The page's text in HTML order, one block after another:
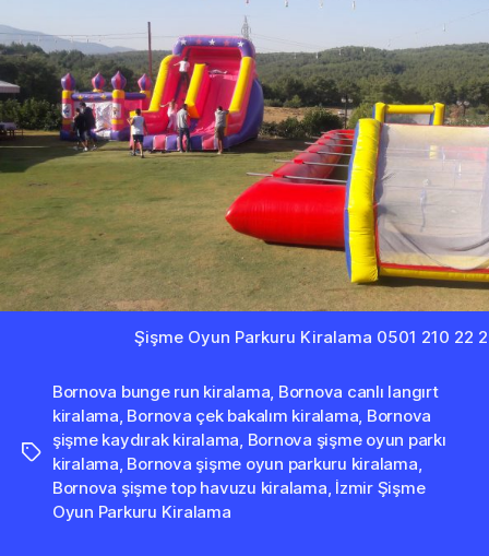
Şişme Oyun Parkuru Kiralama 0501 210 22
Etiketler
Bornova bunge run kiralama, Bornova canlı langırt
kiralama, Bornova çek bakalım kiralama, Bornova
şişme kaydırak kiralama, Bornova şişme oyun parkı
kiralama, Bornova şişme oyun parkuru kiralama,
Bornova şişme top havuzu kiralama, İzmir Şişme
Oyun Parkuru Kiralama